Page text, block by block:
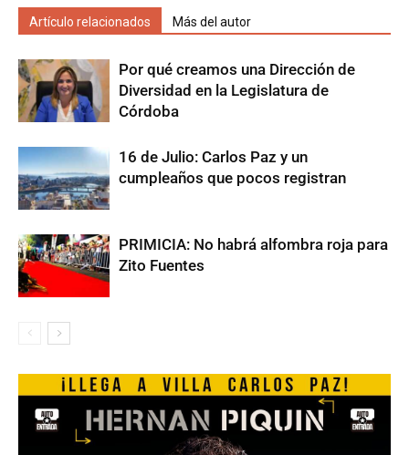
Artículo relacionados Más del autor
Por qué creamos una Dirección de
Diversidad en la Legislatura de
Córdoba
16 de Julio: Carlos Paz y un
cumpleaños que pocos registran
PRIMICIA: No habrá alfombra roja para
Zito Fuentes